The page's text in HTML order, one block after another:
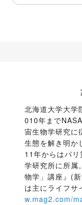
北海道大学大学
010年まで
宙生物学研究に
生態を解き明か
11年からはパ
学研究所に所属
物学」講座』(
は主にライフサ
w.mag2.com/